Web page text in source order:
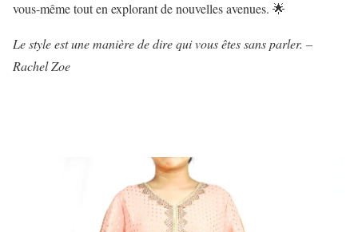
vous-même tout en explorant de nouvelles avenues. 🌟
Le style est une manière de dire qui vous êtes sans parler. –
Rachel Zoe